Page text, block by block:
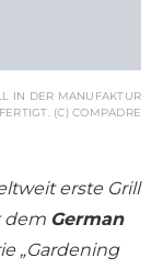
IN DER MANUFAKTUR
(C) COMPADRE
erste Grill
dem German
„Gardening